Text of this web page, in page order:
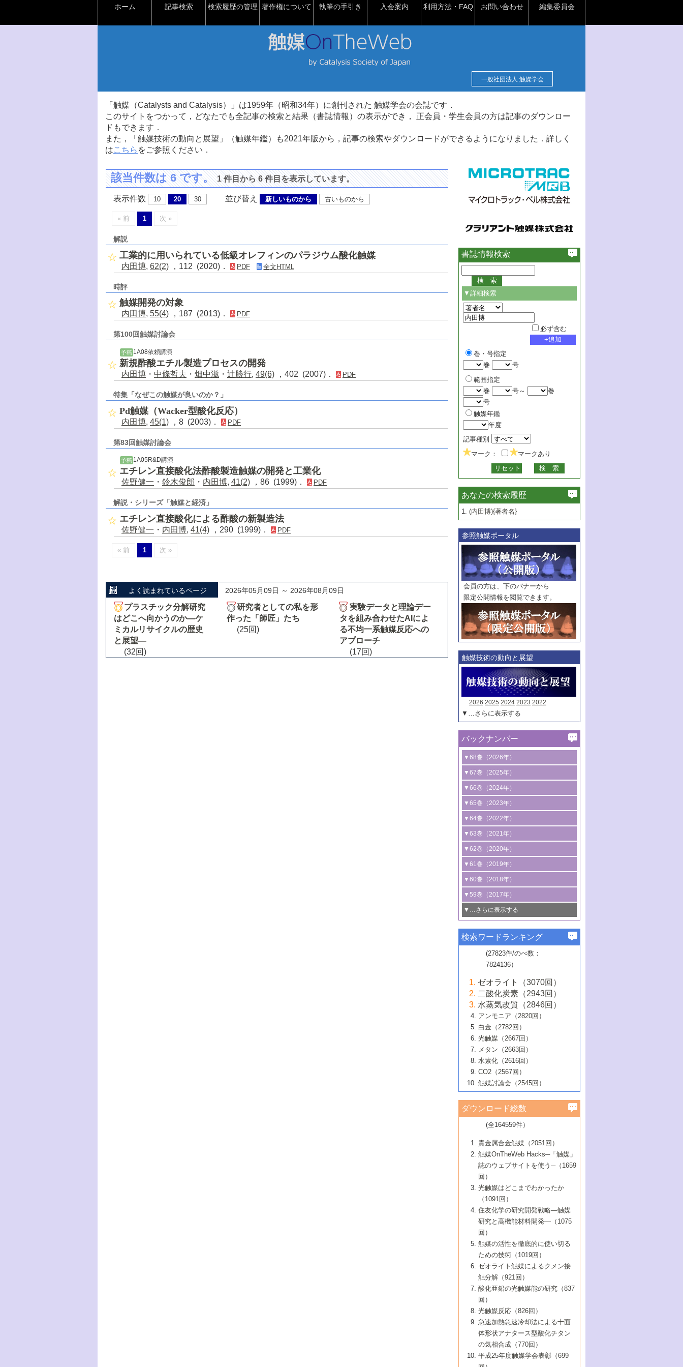
ホーム 記事検索 検索履歴の管理 著作権について 執筆の手引き 入会案内 利用方法・FAQ お問い合わせ 編集委員会
一般社団法人 触媒学会
「触媒（Catalysts and Catalysis）」は1959年（昭和34年）に創刊された 触媒学会の会誌です．
このサイトをつかって，どなたでも全記事の検索と結果（書誌情報）の表示ができ， 正会員・学生会員の方は記事のダウンロー
ドもできます．
また，「触媒技術の動向と展望」（触媒年鑑）も2021年版から，記事の検索やダウンロードができるようになりました．詳しく
はこちら をご参照ください．
該当件数は 6 です。1 件目から 6 件目を表示しています。
表示件数 10 20 30 並び替え 新しいものから 古いものから
« 前 1 次 »
解説
工業的に用いられている低級オレフィンのパラジウム酸化触媒
内田博, 62(2) ，112 (2020)． PDF 全文HTML
時評
触媒開発の対象
内田博, 55(4) ，187 (2013)． PDF
第100回触媒討論会
予稿1A08依頼講演
新規酢酸エチル製造プロセスの開発
内田博 ・ 中條哲夫 ・ 畑中滋 ・ 辻勝行, 49(6) ，402 (2007)． PDF
特集「なぜこの触媒が良いのか？」
Pd触媒（Wacker型酸化反応）
内田博, 45(1) ，8 (2003)． PDF
第83回触媒討論会
予稿 1A05R&D講演
エチレン直接酸化法酢酸製造触媒の開発と工業化
佐野健一 ・ 鈴木俊郎 ・ 内田博, 41(2) ，86 (1999)． PDF
解説・シリーズ「触媒と経済」
エチレン直接酸化による酢酸の新製造法
佐野健一 ・ 内田博, 41(4) ，290 (1999)． PDF
« 前 1 次 »
よく読まれているページ 2026年05月09日 ～ 2026年08月09日
プラスチック分解研究
はどこへ向かうのか―ケ
ミカルリサイクルの歴史
と展望―
(32回)
研究者としての私を形
作った「師匠」たち
(25回)
実験データと理論デー
タを組み合わせたAIによ
る不均一系触媒反応への
アプローチ
(17回)
書誌情報検索
▼詳細検索
必ず含む
巻・号指定
巻
号
範囲指定
巻
号～
巻
号
触媒年鑑
年度
記事種別
マーク：
マークあり
あなたの検索履歴
1. (内田博){著者名}
参照触媒ポータル
会員の方は、下のバナーから
限定公開情報を閲覧できます。
触媒技術の動向と展望
2026 2025 2024 2023 2022
▼…さらに表示する
バックナンバー
▼68巻（2026年）
1号 過酸化水素合成に関する研究動向
2号 コンピューター技術により加速する
触媒開発
3号 有機分子変換やCO 資源化のための
光触媒に関する最近の研究
B号 第137回触媒討論会（2026年）
▼67巻（2025年）
1号 CO
水素化によるグリーン燃料/グリ
ーンケミカル製造
2号 水素製造のための水分解技術に関す
る最近の研究
3号 オレフィン系樹脂の精密合成に関す
る最新技術
4号 アルコール類の効率的変換を実現す
る非貴金属触媒の研究動向
5号 ゼオライトの合成と応用における研
究動向
6号 ヘテロ接合界面
B号 第135回触媒討論会（2025年）
▼66巻（2024年）
1号 低次元ナノ構造を有する触媒材料
2号 規制反応場を活用した固体触媒研究
の新展開
3号 未踏分子変換を目指した酸化触媒プ
ロセスの最前線
4号 シンクロトロン放射光および中性子
線を利用した触媒解析技術の最先端
5号 単原子触媒
6号 参照触媒委員会からのお知らせ
B号 第133回触媒討論会（2023年）
▼65巻（2023年）
1号 炭素が関わる触媒機能
2号 プラスチックケミカルリサイクルの
ための触媒技術
3号 非酸化物系金属化合物を基盤とした
触媒材料の開発
4号 格子酸素・格子酸素欠陥を利用した
触媒反応
5号 生体触媒によるエネルギー変換反応
6号 窒素とリンの循環のための触媒・機
能性材料
▼64巻（2022年）
1号 合成ガス製造とCOを用いるケミカル
ズ合成の最新動向
2号 化学品合成のための合金触媒開発
3号 CO の排出削減および有効活用のた
めの触媒技術
4号 若手による情報発信企画～とびたて
若き触媒の研究者たち～（1）
若き触媒の研究者たち～（2）
6号 石油のノーブル・ユースを志向した
触媒技術
大学：オンライン・対面開催）
▼63巻（2021年）
1号 金触媒の新展開
2号 ペロブスカイト
3号 特殊反応場を利用した触媒的分子変
換反応
4号 多孔質材料を用いた触媒の新展開
5号 情報学的手法を用いた触媒開発
6号 カーボンニュートラルに向けた電解
技術
B号 第127回触媒討論会（2021年・オン
ライン開催(Zoom)のみ）
▼62巻（2020年）
1号 触媒設計を拓く欠陥構造のキャラク
タリゼーション
2号 機能化学品製造に資するクリーンな
触媒的酸化反応
3号 水処理のための触媒化学
4号 光触媒を用いた水分解の最新の研究
動向
5号 次世代の触媒プロセスを支えるマイ
6号 メタン転換技術の最新動向
B号 第125回触媒討論会（2020年・工学
院大学）
▼61巻（2019年）
1号 物質移動制御に着目した触媒プロセ
ス開発
2号 CO2 フリー水素サプライチェーンに
関わる触媒開発動向
3号 精密高分子合成に関する最近の研究
動向
4号 バイオマス化成品製造のための触媒
5号 固体触媒による含窒素有機化合物変
換の最前線
6号 貴金属使用量低減に向けた自動車排
ガス浄化触媒の開発
B号 第123回触媒討論会（2019年・大阪
▼60巻（2018年）
1号 固体酸触媒の最新の研究動向
2号 二酸化炭素からの有用化学品合成
3号 ナノ粒子・クラスター触媒の最前線
4号 60周年記念企画
5号 進化するゼオライト合成技術
6号 非貴金属系触媒における電気化学的
B号 第121回触媒討論会（2018年・東京
大学）
▼59巻（2017年）
1号 いたるところに，触媒
最先端技術
3号 無機分離膜材料の開発と触媒反応プ
ロセスへの適用
5号 水素のふるまいを解き明かす最先端
研究
6号 低級アルカンの有効利用のための触
媒技術
B号 第119回触媒討論会（2017年・首都
大学東京）
▼…さらに表示する
1号 ユニークな構造の高分子を生み出す触
2号 リグニンからの化成品製造に向けた触
媒技術
3号 触媒研究の最先端～とびたて若き研究
者たち～（1）
4号 触媒研究の最先端～とびたて若き研究
者たち～（2）
5号 触媒研究の最先端～とびたて若き研究
者たち～（3）
6号 イオニクス材料と燃料電池・電解合成
の最新の研究動向
B号 第117回触媒討論会（2016年・大阪府
立大学）
▼57巻（2015年）
1号 水素キャリアにかかわる触媒技術の新
2号 石油精製用触媒の最近の進展
3号 固体酸化物形燃料電池（SOFC）におけ
るアノード触媒上での燃料直接改質技術
4号 コアシェル構造の制御による触媒機能
5号 工業触媒およびその周辺技術の最近の
進歩
6号 ナノシート
B号 第115回触媒討論会（2015年・成蹊大
▼56巻（2014年）
2号 光触媒反応機構に関する最新の研究動
向
開発動向
4号 人工光合成に向けた近年のアプローチ
5号 未利用熱エネルギーの有効活用に貢献
する触媒技術
6号 ポリオキソメタレート
B号 第113回触媒討論会（2014年・ロワジ
ールホテル豊橋）
1号 高耐久性燃料電池システム用触媒にお
ける新展開
2号 リビングラジカル重合の最近の動向
3号 天然ガスの化学工業的展開に関する触
媒技術
4号 貴金属触媒の精密構造制御とその活用
5号 バイオマス化成品製造のための固体触
6号 ナノ空間─吸着状態解析から新機能開拓
B号 第111回触媒討論会（2013年・関西大
▼54巻（2012年）
1号 規則性多孔体の利用技術における最近
の進歩
2号 第109回触媒討論会
3号 貴金属低減技術の最新動向
4号 貴金属代替技術の最新動向
5号 光触媒による物質変換反応の新展開
6号 グラフェン
7号 水素を利用する化成品合成の新潮流
▼53巻（2011年）
1号 金属学から見る合金触媒の新展開
2号 第107回触媒討論会
3号 触媒のその場観察法の進歩（１）
4号 触媒のその場観察法の進歩（２）
5号 不活性結合の触媒的活性化による有機
合成
6号 新しい固体酸触媒技術
7号 ゼオライト合成における最近の進歩
▼52巻（2010年）
1号 触媒の劣化対策と長寿命触媒開発
2号 第105回触媒討論会
3号 ナノ構造が拓く新機能
4号 活性サイトおよびその環境の精密な設
計による触媒の高機能化
5号 触媒を有効に使うための技術
7号 有機分子触媒による精密有機合成
8号 高機能化ポリオレフィンに向けた重合
触媒の最近の進展
1号 炭素材料－熱い注目を集める材料－
2号 第103回触媒討論会
3号 環境浄化用光触媒の現状と課題
4号 水素社会の実現に向けた水素製造・貯
蔵技術の進歩
5号 CO2が関わる触媒・材料
7号 持続可能社会実現のための触媒および
触媒関連技術
▼50巻（2008年）
1号 触媒化学と学会のこの10年，半世紀，
そして未来
2号 第101回触媒討論会
4号 錯体を利用したユニークな表面構造の
構築と機能
5号 若手会員による触媒研究の未来展望1：
企業編
6号 第102回触媒討論会
7号 触媒・化学反応における計算化学の進
8号 若手研究者による触媒研究の未来展望
2：大学・研究所編
▼49巻（2007年）
1号 含フッ素化合物の合成と触媒
2号 第99回触媒討論会
3号 実用的ファインケミカル合成プロセス
を実現する触媒
5号 こんな物質，あんな物質―新たな触媒
の可能性―
7号 『結晶の化学』を活かした触媒研究
8号 イオン液体の応用
▼48巻（2006年）
1号 固体酸触媒の最近の進歩
2号 第97回触媒討論会
3号 リビング重合触媒の最近の展開
5号 水素製造・貯蔵のための触媒技術の新
しい展開
6号 第98回触媒討論会
7号 基礎化学品製造の触媒技術
8号 多機能型リアクター
1号 最近の触媒担体とその効果
2号 第95回触媒討論会
4号 水分解用光触媒材料
5号 時間分解分光の進歩と応用
6号 第96回触媒討論会
8号 超臨界流体を用いた化学プロセスの新
▼46巻（2004年）
1号 部分酸化反応触媒の最前線
2号 第93回触媒討論会
3号 特殊エネルギー場の触媒反応
4号 生体内における金属の触媒作用
5号 ファインケミカルズの展開に寄与する
6号 第94回触媒討論会
7号 サブナノレベルでみた新しい表面現象
8号 オレフィン重合触媒の新たな展
▼45巻（2003年）
1号 なぜこの触媒が良いのか？
2号 第91回触媒討論会
3号 最近の自動車排ガス処理技術
4号 触媒研究の現状と将来─第90回触媒討論
5号 基礎化学品製造の触媒技術
6号 第92回触媒討論会
7号 基礎化学品製造の触媒技術
8号 資源の循環と触媒技術
▼44巻（2002年）
1号 高次制御された触媒の化学
2号 第89回触媒討論会
3号 触媒を利用した電気化学の新展開
4号 ナノ材料の調製と機能化
5号 こんな触媒が欲しい
6号 第90回触媒討論会
7号 触媒研究と学術雑誌/情報
8号 若い世代からみた触媒化学の現状と未
▼43巻（2001年）
1号 グリーンケミストリーと触媒
2号 第87回触媒討論会特集号
3号 生体触媒とバイオプロセス
4号 水素製造・利用の触媒化学
5号 触媒研究における新しい切り口：コン
ビナトリアルケミストリー
6号 第88回触媒討論会特集号
7号 企業における触媒研究のブレークスル
8号 この材料を触媒として使ってみません
▼42巻（2000年）
1号 触媒反応工学の明日を拓く
2号 第85回触媒討論会
3号 反応ダイナミクス
5号 触媒のおもしろさをどのように伝える
6号 第86回触媒討論会
7号 水素化精製触媒の新しい展開
8号 新しい反応性と機能性を目指した金属
クラスタ-化学
▼41巻（1999年）
1号 孔、穴、あな?-特異な空間とその利用-
2号 第83回触媒討論会
3号 均一系触媒反応最前線
4号 実用炭素材料の新展開
5号 研究の方法論を考える
7号 機能性金属材料と触媒
8号 触媒研究へのNMRの応用と展望
▼40巻（1998年）
進展と21世紀への提言/創立40周年記念・触
媒学会この10年の歩みとこれから/創立40周
2号 第81回触媒討論会
3号 計算機触媒化学へのさそい
4号 触媒劣化の制御と予測
5号 最新の実用プロセスと触媒
6号 第82回触媒討論会
7号 ナノ構造体の化学
8号 あの反応は今
1号 均一系と不均一系触媒反応-その特徴と
接点
2号 第79回触媒討論会
3号 最新NO除去触媒の実用化研究
4号 新しい反応場を目指した触媒調製
5号 反応・分離技術の新しい展開
6号 第80回触媒討論会
8号 AFMでみる世界
▼38巻（1996年）
1号 触媒の構造と触媒作用/C1化学を中心と
する21世紀への触媒
3号 オリンピックメダル:金・銀・銅はどん
な触媒作用を示すか
4号 触媒作用における機能の複合化
5号 未来を拓け！若手研究者
6号 第78回触媒討論会
7号 ダイナミックな領域への触媒研究の展
開/C1化学を中心とする21世紀への触媒
▼37巻（1995年）
1号 ファインケミカルズと固体触媒
2号 第75回触媒討論会
3号 希土類を利用した触媒
4号 触媒とリサイクル
5号 エネルギー変換触媒
6号 第76回触媒討論会
7号 表面吸着相の新しい展開
8号 マイクロポーラス・クリスタル触媒の
▼36巻（1994年）
1号 電気化学と触媒
2号 第73回触媒討論会
3号 C4化学の展開
4号 《通常号》
5号 《通常号》
6号 第74回触媒討論会
▼35巻（1993年）
1号 工業触媒開発マニュアル―探索から工
業化まで
2号 第71回触媒討論会
3号 研究開発のうらおもて―着想と展開
4号 触媒劣化と寿命の予測
5号 環境に優しい触媒
▼34巻（1992年）
1号 インパクトを与えたこの研究
2号 第69回触媒討論会
3号 ケミカルズ合成触媒―新しい展開と応
▼33巻（1991年）
1号 触媒プロセス開発マニュアル―探索か
ら工業化まで，知っておきたいこと PartII
2号 第67回触媒討論会
▼32巻（1990年）
1号 21世紀に向けて触媒研究の飛躍をめざ
す―触媒化学の裾野を広げよう
2号 第65回触媒討論会
▼31巻（1989年）
1号 情報科学と反応設計・材料設計
▼30巻（1988年）
検索ワードランキング
(27823件/のべ数：
7824136）
ゼオライト（3070回）
二酸化炭素（2943回）
水蒸気改質（2846回）
アンモニア（2820回）
白金（2782回）
光触媒（2667回）
メタン（2663回）
水素化（2616回）
CO2（2567回）
触媒討論会（2545回）
ダウンロード総数
(全164559件）
貴金属合金触媒（2051回）
触媒OnTheWeb Hacks─「触媒」
誌のウェブサイトを使う─（1659
回）
光触媒はどこまでわかったか
（1091回）
住友化学の研究開発戦略―触媒
研究と高機能材料開発―（1075
回）
触媒の活性を徹底的に使い切る
ための技術（1019回）
ゼオライト触媒によるクメン接
触分解（921回）
酸化亜鉛の光触媒能の研究（837
回）
光触媒反応（826回）
急速加熱急速冷却法による十面
体形状アナタース型酸化チタン
の気相合成（770回）
平成25年度触媒学会表彰（699